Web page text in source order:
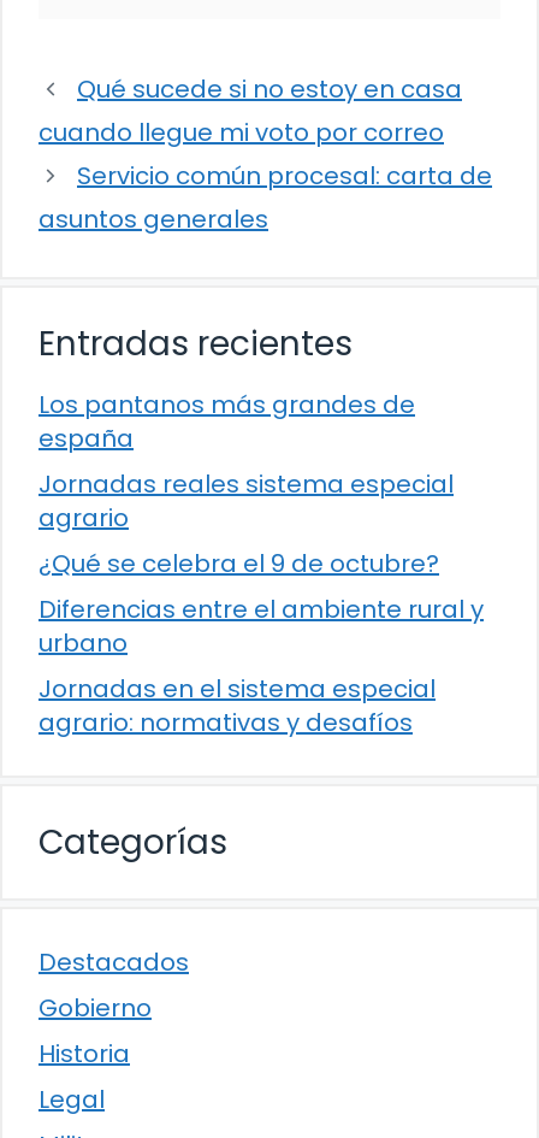
Qué sucede si no estoy en casa
cuando llegue mi voto por correo
Servicio común procesal: carta de
asuntos generales
Entradas recientes
Los pantanos más grandes de
españa
Jornadas reales sistema especial
agrario
¿Qué se celebra el 9 de octubre?
Diferencias entre el ambiente rural y
urbano
Jornadas en el sistema especial
agrario: normativas y desafíos
Categorías
Destacados
Gobierno
Historia
Legal